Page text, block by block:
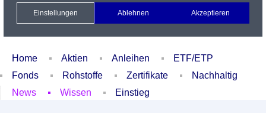
Xetra Realtime
Watchlist Portfolio Login
Home Aktien Anleihen
ETF/ETP
Fonds
Rohstoffe Zertifikate
Nachhaltig
News
Wissen Einstieg
Einstellungen Ablehnen Akzeptieren